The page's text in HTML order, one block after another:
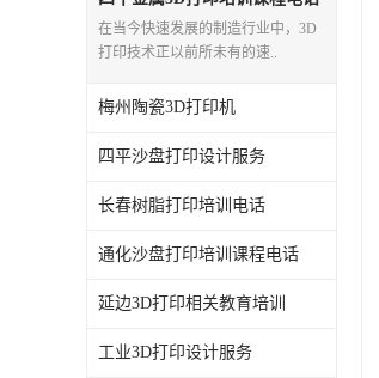
在当今快速发展的制造行业中，3D
打印技术正以前所未有的速..
梅州陶瓷3D打印机
四平沙盘打印设计服务
长春树脂打印培训电话
通化沙盘打印培训课程电话
延边3D打印相关教育培训
工业3D打印设计服务